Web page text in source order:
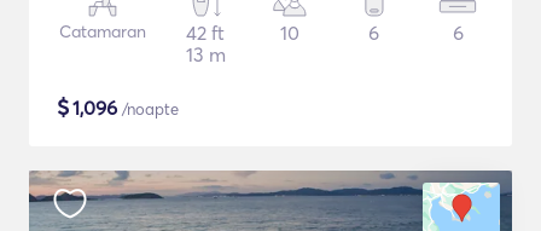
Catamaran
42 ft
13 m
10 6 6
$1,096 /noapte